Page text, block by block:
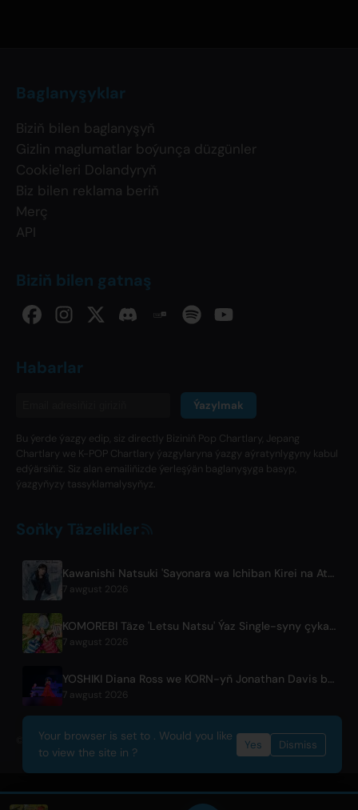
Baglanyşyklar
Biziň bilen baglanyşyň
Gizlin maglumatlar boýunça düzgünler
Cookie'leri Dolandyryň
Biz bilen reklama beriň
Merç
API
Biziň bilen gatnaş
Habarlar
Ýazylmak
Bu ýerde ýazgy edip, siz directly Biziniň Pop Chartlary, Jepang
Chartlary we K-POP Chartlary ýazgylaryna ýazgy aýratynlygyny kabul
edýärsiňiz. Siz alan emailiňizde ýerleşýän baglanyşyga basyp,
ýazgyňyzy tassyklamalysyňyz.
Soňky Täzelikler
Kawanishi Natsuki 'Sayonara wa Ichiban Kirei na Atashi de' atly digital aýdym çykardy
7 awgust 2026
KOMOREBI Täze 'Letsu Natsu' Ýaz Single-syny çykardy
7 awgust 2026
YOSHIKI Diana Ross we KORN-yň Jonathan Davis bilen sahnadaky wideolaryny çykardy
7 awgust 2026
© 2026 OnlyHit. All rights reserved. - Metadata provided byACRCloud
Your browser is set to . Would you like
to view the site in ?
Yes Dismiss